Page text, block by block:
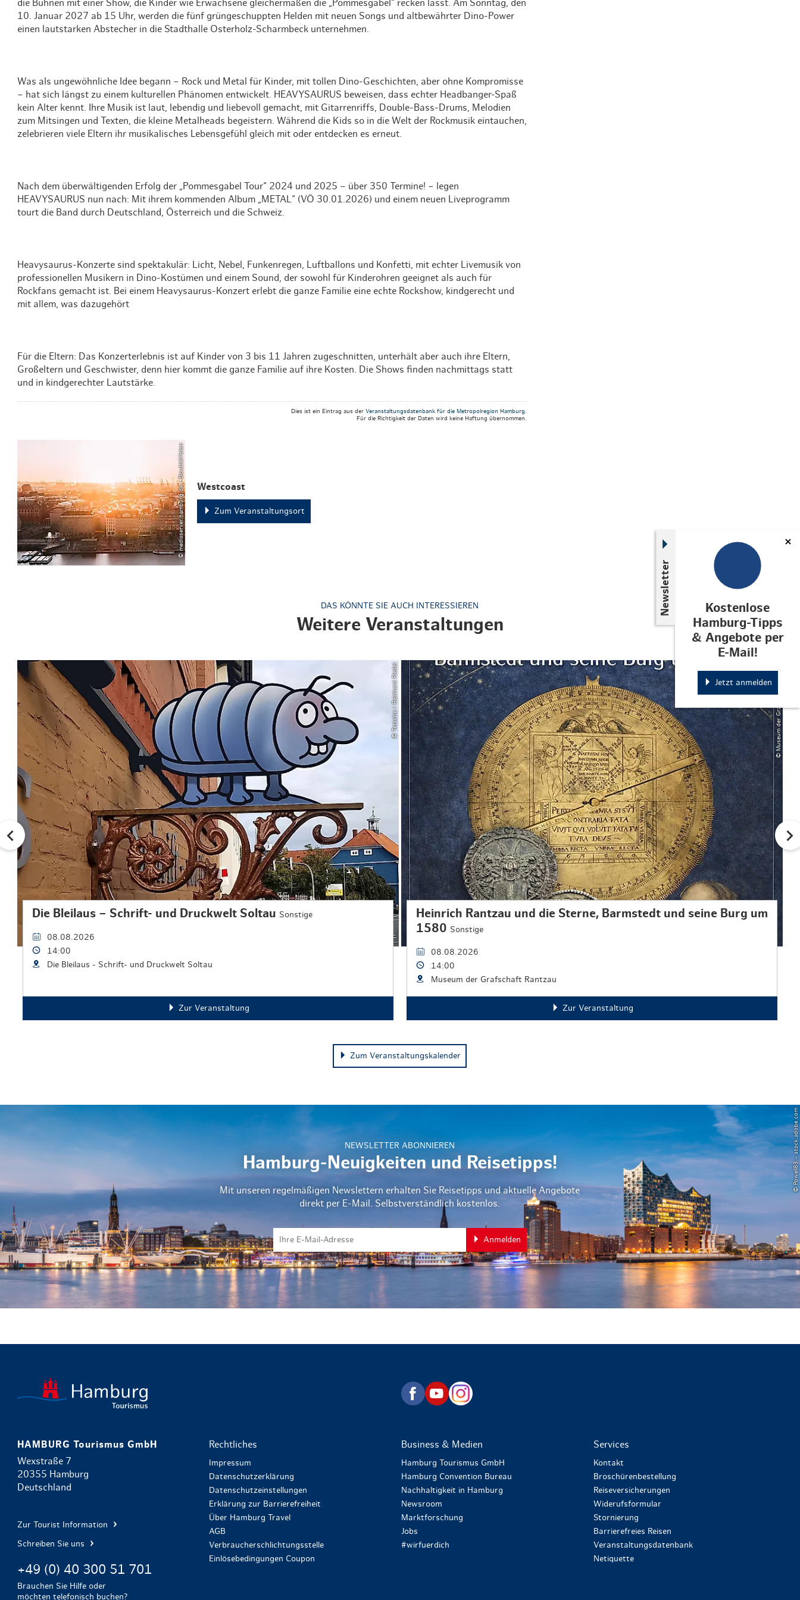
Weihnachten mit Bibi & Tina
Newsletter
Kostenlose
Hamburg-Tipps
& Angebote per
E-Mail!
Jetzt anmelden
die Bühnen mit einer Show, die Kinder wie Erwachsene gleichermaßen die „Pommesgabel“ recken lässt. Am Sonntag, den
10. Januar 2027 ab 15 Uhr, werden die fünf grüngeschuppten Helden mit neuen Songs und altbewährter Dino-Power
einen lautstarken Abstecher in die Stadthalle Osterholz-Scharmbeck unternehmen.
Was als ungewöhnliche Idee begann – Rock und Metal für Kinder, mit tollen Dino-Geschichten, aber ohne Kompromisse
– hat sich längst zu einem kulturellen Phänomen entwickelt. HEAVYSAURUS beweisen, dass echter Headbanger-Spaß
kein Alter kennt. Ihre Musik ist laut, lebendig und liebevoll gemacht, mit Gitarrenriffs, Double-Bass-Drums, Melodien
zum Mitsingen und Texten, die kleine Metalheads begeistern. Während die Kids so in die Welt der Rockmusik eintauchen,
zelebrieren viele Eltern ihr musikalisches Lebensgefühl gleich mit oder entdecken es erneut.
Nach dem überwältigenden Erfolg der „Pommesgabel Tour“ 2024 und 2025 – über 350 Termine! – legen
HEAVYSAURUS nun nach: Mit ihrem kommenden Album „METAL“ (VÖ 30.01.2026) und einem neuen Liveprogramm
tourt die Band durch Deutschland, Österreich und die Schweiz.
Heavysaurus-Konzerte sind spektakulär: Licht, Nebel, Funkenregen, Luftballons und Konfetti, mit echter Livemusik von
professionellen Musikern in Dino-Kostümen und einem Sound, der sowohl für Kinderohren geeignet als auch für
Rockfans gemacht ist. Bei einem Heavysaurus-Konzert erlebt die ganze Familie eine echte Rockshow, kindgerecht und
mit allem, was dazugehört
Für die Eltern: Das Konzerterlebnis ist auf Kinder von 3 bis 11 Jahren zugeschnitten, unterhält aber auch ihre Eltern,
Großeltern und Geschwister, denn hier kommt die ganze Familie auf ihre Kosten. Die Shows finden nachmittags statt
und in kindgerechter Lautstärke.
Dies ist ein Eintrag aus der Veranstaltungsdatenbank für die Metropolregion Hamburg
Für die Richtigkeit der Daten wird keine Haftung übernommen.
© mediaserver.hamburg.de / DoubleVision Westcoast
Zum Veranstaltungsort
DAS KÖNNTE SIE AUCH INTERESSIEREN
Weitere Veranstaltungen
© Tetsche / Reinhard Riedel
Die Bleilaus – Schrift- und Druckwelt Soltau Sonstige
08.08.2026
14:00
Die Bleilaus - Schrift- und Druckwelt Soltau
Zur Veranstaltung
© Museum der Grafschaft Rantzau
Heinrich Rantzau und die Sterne, Barmstedt und seine Burg um
1580 Sonstige
08.08.2026
14:00
Museum der Grafschaft Rantzau
Zur Veranstaltung
Zum Veranstaltungskalender
NEWSLETTER ABONNIEREN
Hamburg-Neuigkeiten und Reisetipps!
Mit unseren regelmäßigen Newslettern erhalten Sie Reisetipps und aktuelle Angebote
direkt per E-Mail. Selbstverständlich kostenlos.
Anmelden
© Powell83 – stock.adobe.com
zurück zur Startseite
HAMBURG Tourismus GmbH
Wexstraße 7
20355 Hamburg
Deutschland
Zur Tourist Information
Schreiben Sie uns
+49 (0) 40 300 51 701
Brauchen Sie Hilfe oder
möchten telefonisch buchen?
Rechtliches
Impressum
Datenschutzerklärung
Datenschutzeinstellungen
Erklärung zur Barrierefreiheit
Über Hamburg Travel
AGB
Verbraucherschlichtungsstelle
Einlösebedingungen Coupon
Business & Medien
Hamburg Tourismus GmbH
Hamburg Convention Bureau
Nachhaltigkeit in Hamburg
Newsroom
Marktforschung
Jobs
#wirfuerdich
Services
Kontakt
Broschürenbestellung
Reiseversicherungen
Widerufsformular
Stornierung
Barrierefreies Reisen
Veranstaltungsdatenbank
Netiquette